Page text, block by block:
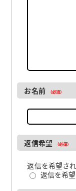
お名前 （必須）
返信希望 （必須）
返信を希望さ
返信を希